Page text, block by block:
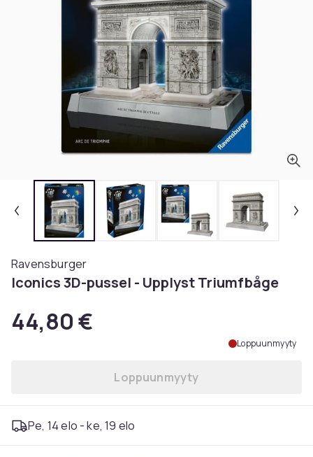
Ravensburger
Iconics 3D-pussel - Upplyst Triumfbåge
44,80 €
Loppuunmyyty
Loppuunmyyty
Pe, 14 elo - ke, 19 elo